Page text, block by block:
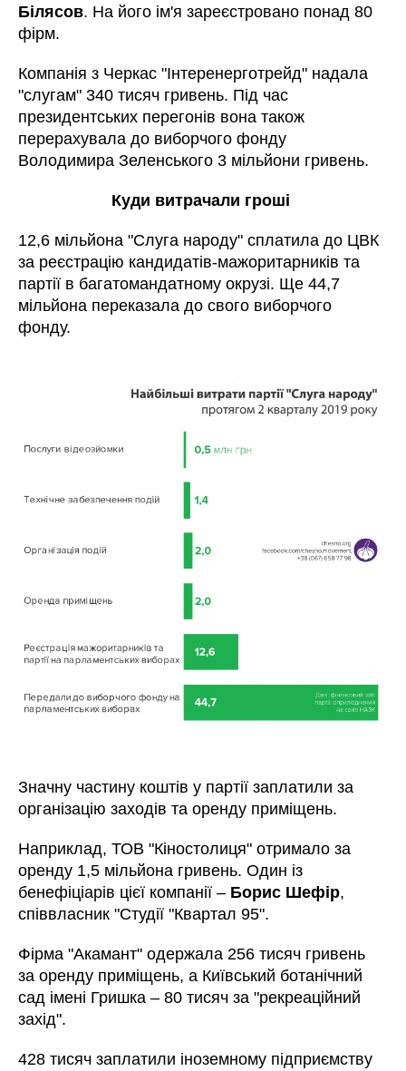
Білясов. На його ім'я зареєстровано понад 80
фірм.
Компанія з Черкас "Інтеренерготрейд" надала
"слугам" 340 тисяч гривень. Під час
президентських перегонів вона також
перерахувала до виборчого фонду
Володимира Зеленського 3 мільйони гривень.
Куди витрачали гроші
12,6 мільйона "Слуга народу" сплатила до ЦВК
за реєстрацію кандидатів-мажоритарників та
партії в багатомандатному окрузі. Ще 44,7
мільйона переказала до свого виборчого
фонду.
Значну частину коштів у партії заплатили за
організацію заходів та оренду приміщень.
Наприклад, ТОВ "Кіностолиця" отримало за
оренду 1,5 мільйона гривень. Один із
бенефіціарів цієї компанії – Борис Шефір,
співвласник "Студії "Квартал 95".
Фірма "Акамант" одержала 256 тисяч гривень
за оренду приміщень, а Київський ботанічний
сад імені Гришка – 80 тисяч за "рекреаційний
захід".
428 тисяч заплатили іноземному підприємству